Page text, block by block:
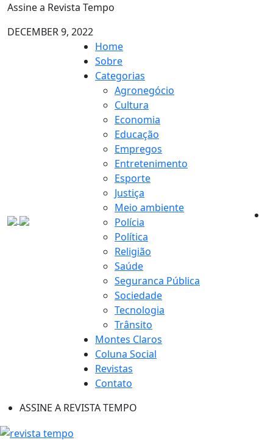
Assine a Revista Tempo
DECEMBER 9, 2022
Home
Sobre
Categorias
Agronegócio
Cultura
Economia
Educação
Empregos
Entretenimento
Esporte
Justiça
Meio ambiente
Polícia
Política
Religião
Saúde
Seguranca Pública
Sociedade
Tecnologia
Trânsito
Montes Claros
Coluna Social
Revistas
Contato
ASSINE A REVISTA TEMPO